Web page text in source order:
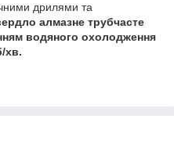
дрилями та
алмазне трубчасте
водяного охолодження
хв.